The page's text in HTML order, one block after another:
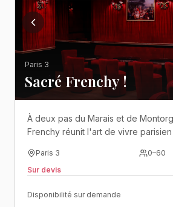
Paris 3
Sacré Frenchy !
À deux pas du Marais et de
Frenchy réunit l'art de vivre
événements, du dîner raffiné à la
Paris 3 0–60
Sur devis
Disponibilité sur demande